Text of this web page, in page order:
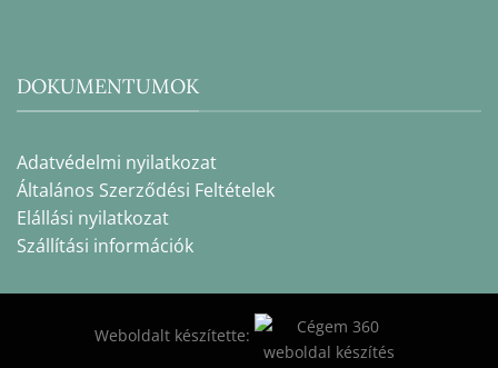
DOKUMENTUMOK
Adatvédelmi nyilatkozat
Általános Szerződési Feltételek
Elállási nyilatkozat
Szállítási információk
Weboldalt készítette: